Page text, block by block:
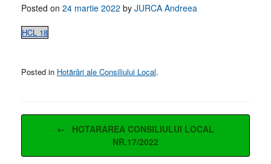
Posted on 24 martie 2022 by JURCA Andreea
HCL 18
Posted in Hotărâri ale Consiliului Local.
Post navigation
←
HOTARAREA CONSILIULUI LOCAL
NR.17/2022